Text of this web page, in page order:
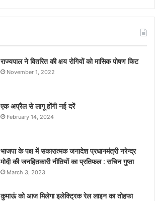
राज्यपाल ने वितरित की क्षय रोगियों को मासिक पोषण किट
November 1, 2022
एक अप्रैल से लागू होंगी नई दरें
February 14, 2024
भाजपा के पक्ष में सकारात्मक जनादेश प्रधानमंत्री नरेन्द्र
मोदी की जनहितकारी नीतियों का प्रतिफल : सचिन गुप्ता
March 3, 2023
कुमाऊं को आज मिलेगा इलेक्ट्रिक रेल लाइन का तोहफा